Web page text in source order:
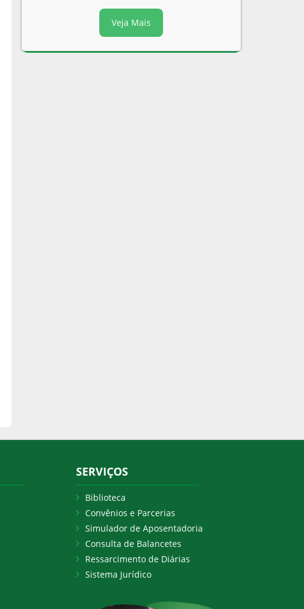
Veja Mais
SERVIÇOS
Biblioteca
Convênios e Parcerias
Simulador de Aposentadoria
Consulta de Balancetes
Ressarcimento de Diárias
Sistema Jurídico